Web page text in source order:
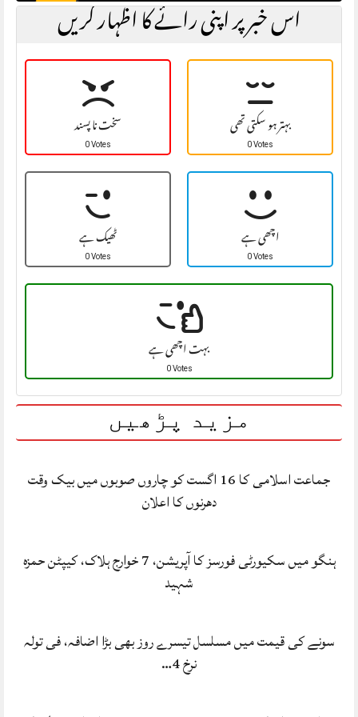
اس خبر پر اپنی رائے کا اظہار کریں
سخت نا پسند
0 Votes بہتر ہو سکتی تھی
0 Votes
ٹھیک ہے
0 Votes اچھی ہے
0 Votes
بہت اچھی ہے
0 Votes
مزید پڑھیں
جماعت اسلامی کا 16 اگست کو چاروں صوبوں میں بیک وقت
دھرنوں کا اعلان
ہنگو میں سکیورٹی فورسز کا آپریشن، 7 خوارج ہلاک، کیپٹن حمزہ
شہید
سونے کی قیمت میں مسلسل تیسرے روز بھی بڑا اضافہ، فی تولہ
نرخ 4…